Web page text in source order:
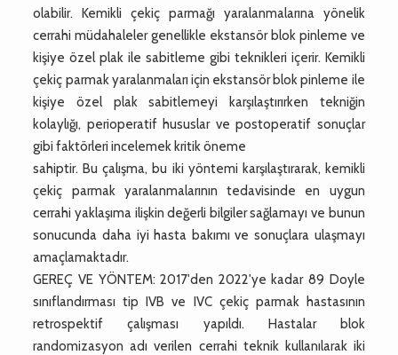
olabilir. Kemikli çekiç parmağı yaralanmalarına yönelik
cerrahi müdahaleler genellikle ekstansör blok pinleme ve
kişiye özel plak ile sabitleme gibi teknikleri içerir. Kemikli
çekiç parmak yaralanmaları için ekstansör blok pinleme ile
kişiye özel plak sabitlemeyi karşılaştırırken tekniğin
kolaylığı, perioperatif hususlar ve postoperatif sonuçlar
gibi faktörleri incelemek kritik öneme
sahiptir. Bu çalışma, bu iki yöntemi karşılaştırarak, kemikli
çekiç parmak yaralanmalarının tedavisinde en uygun
cerrahi yaklaşıma ilişkin değerli bilgiler sağlamayı ve bunun
sonucunda daha iyi hasta bakımı ve sonuçlara ulaşmayı
amaçlamaktadır.
GEREÇ VE YÖNTEM: 2017'den 2022'ye kadar 89 Doyle
sınıflandırması tip IVB ve IVC çekiç parmak hastasının
retrospektif çalışması yapıldı. Hastalar blok
randomizasyon adı verilen cerrahi teknik kullanılarak iki